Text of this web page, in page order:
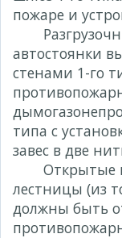
пожаре и
автостоянки
стенами 1-го
типа с
завес в две
Открытые
лестницы (из
должны быть